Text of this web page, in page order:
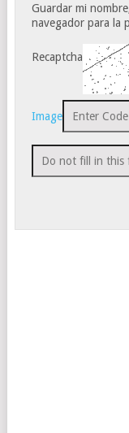
Guardar mi
navegador para la
Recaptcha
Image